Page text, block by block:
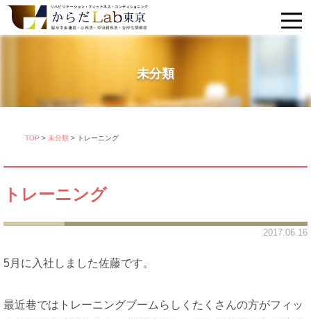
未分類
TOP > 未分類 > トレーニング
トレーニング
2017.06.16
5月に入社しました佐藤です。
最近巷ではトレーニングブームらしくたくさんの方がフィッ